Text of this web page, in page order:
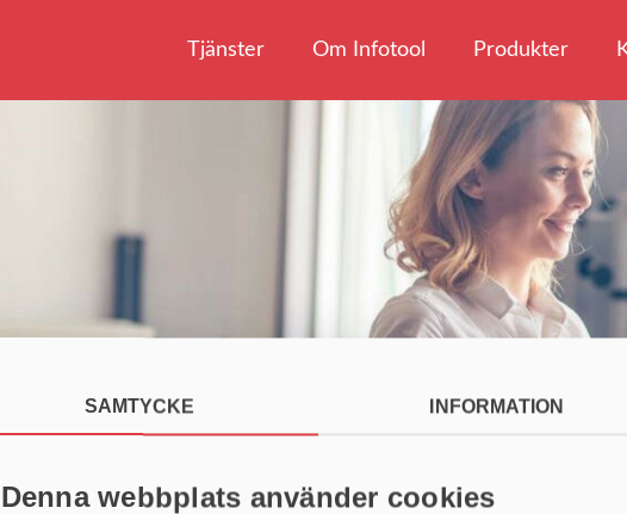
SAMTYCKE INFORMATION
Denna webbplats använder cookies
Tjänster Om Infotool Produkter